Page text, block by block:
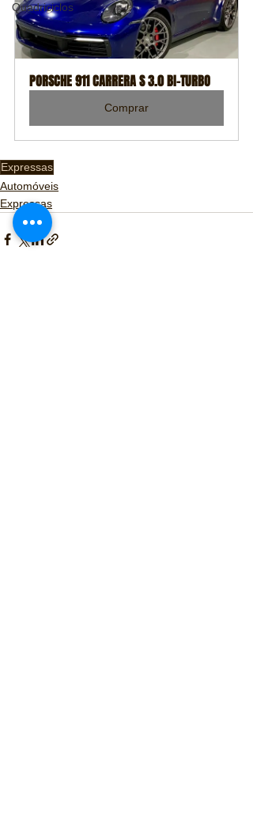
Quadriciclos
PORSCHE 911 CARRERA S 3.0 BI-TURBO
Comprar
Expressas
Automóveis
Expressas